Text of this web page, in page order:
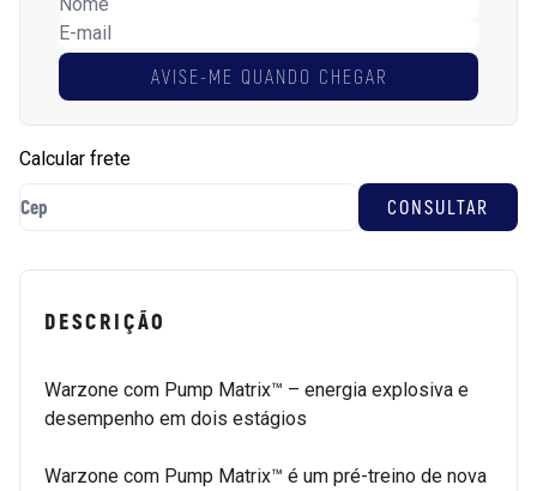
AVISE-ME QUANDO CHEGAR
Calcular frete
DESCRIÇÃO
Warzone com Pump Matrix™ – energia explosiva e
desempenho em dois estágios
Warzone com Pump Matrix™ é um pré-treino de nova